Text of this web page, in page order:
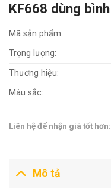
KF668 dùng bình
Mã sản phẩm:
Trọng lượng:
Thương hiệu:
Màu sắc:
Liên hệ để nhận giá tốt hơn:
Mô tả